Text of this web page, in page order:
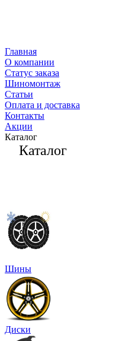
Главная
О компании
Статус заказа
Шиномонтаж
Статьи
Оплата и доставка
Контакты
Акции
Каталог
Каталог
Шины
Диски